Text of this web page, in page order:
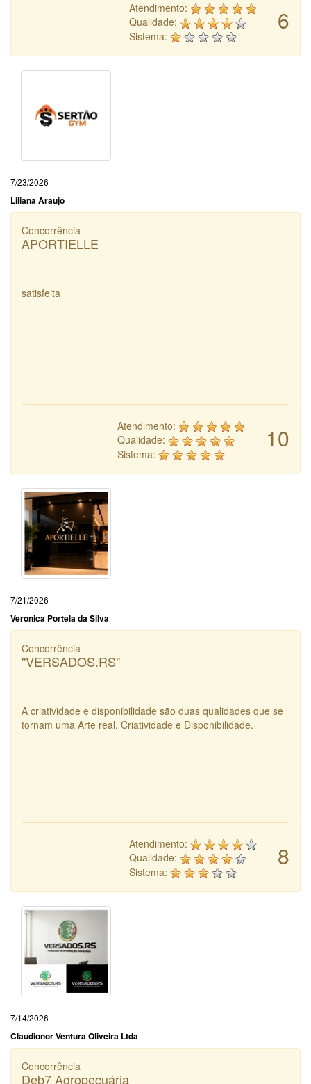
6
Atendimento:
Qualidade:
Sistema:
7/23/2026
Liliana Araujo
Concorrência
APORTIELLE
satisfeita
10
Atendimento:
Qualidade:
Sistema:
7/21/2026
Veronica Portela da Silva
Concorrência
"VERSADOS.RS"
A criatividade e disponibilidade são duas qualidades que se
tornam uma Arte real. Criatividade e Disponibilidade.
8
Atendimento:
Qualidade:
Sistema:
7/14/2026
Claudionor Ventura Oliveira Ltda
Concorrência
Deb7 Agropecuária